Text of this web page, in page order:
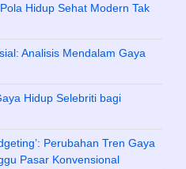
Hidup Sehat Modern Tak
Analisis Mendalam Gaya
Hidup Selebriti bagi
Perubahan Tren Gaya
Pasar Konvensional